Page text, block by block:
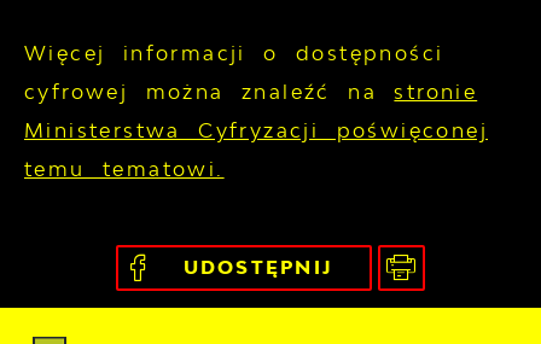
Więcej informacji o dostępności
cyfrowej można znaleźć nastronie
Ministerstwa Cyfryzacji poświęconej
temu tematowi.
UDOSTĘPNIJ